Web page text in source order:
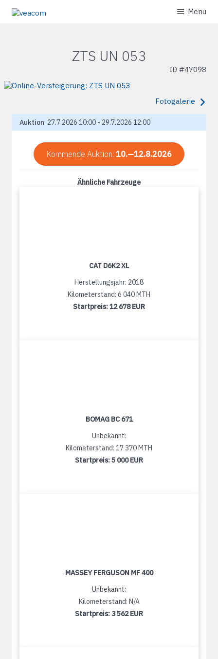
Menü
ZTS UN 053
ID #47098
Fotogalerie
Auktion 27.7.2026 10:00 - 29.7.2026 12:00
Kommende Auktion: 10.—12.8.2026
Ähnliche Fahrzeuge
CAT D6K2 XL
Herstellungsjahr: 2018
Kilometerstand: 6 040 MTH
Startpreis:12 678 EUR
BOMAG BC 671
Unbekannt:
Kilometerstand: 17 370 MTH
Startpreis:5 000 EUR
MASSEY FERGUSON MF 400
Unbekannt:
Kilometerstand: N/A
Startpreis: 3 562 EUR